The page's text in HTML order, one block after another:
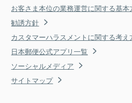
お客さま本位の業務運営に関する基本
勧誘方針
カスタマーハラスメントに関する考え
日本郵便公式アプリ一覧
ソーシャルメディア
サイトマップ